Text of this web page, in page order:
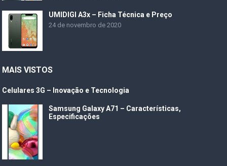
UMIDIGI A3x – Ficha Técnica e Preço
24 de novembro de 2020
MAIS VISTOS
Celulares 3G – Inovação e Tecnologia
Samsung Galaxy A71 – Características,
Especificações